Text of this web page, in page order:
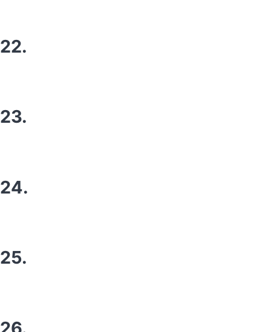
22.
23.
24.
25.